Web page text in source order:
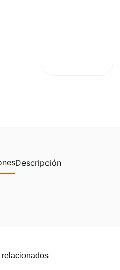
Descripción
relacionados